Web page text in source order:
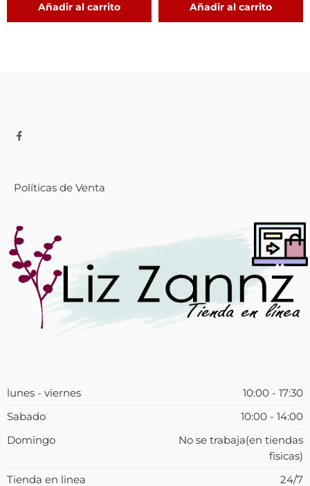
Añadir al carrito Añadir al carrito
Políticas de Venta
lunes - viernes
10:00 - 17:30
Sabado
10:00 - 14:00
Domingo
No se trabaja(en tiendas
fisicas)
Tienda en linea
24/7